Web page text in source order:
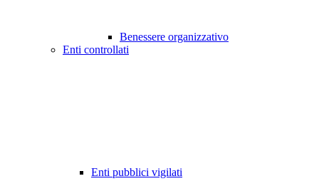
Benessere organizzativo
Enti controllati
Enti pubblici vigilati